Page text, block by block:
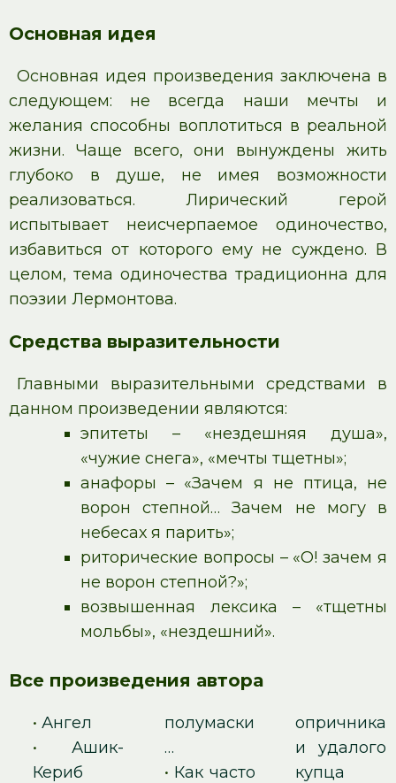
Основная идея
Основная идея произведения заключена в
следующем: не всегда наши мечты и
желания способны воплотиться в реальной
жизни. Чаще всего, они вынуждены жить
глубоко в душе, не имея возможности
реализоваться. Лирический герой
испытывает неисчерпаемое одиночество,
избавиться от которого ему не суждено. В
целом, тема одиночества традиционна для
поэзии Лермонтова.
Средства выразительности
Главными выразительными средствами в
данном произведении являются:
эпитеты – «нездешняя душа»,
«чужие снега», «мечты тщетны»;
анафоры – «Зачем я не птица, не
ворон степной… Зачем не могу в
небесах я парить»;
риторические вопросы – «О! зачем я
не ворон степной?»;
возвышенная лексика – «тщетны
мольбы», «нездешний».
Все произведения автора
• Ангел
• Ашик-
Кериб
полумаски
…
• Как часто
опричника
и удалого
купца